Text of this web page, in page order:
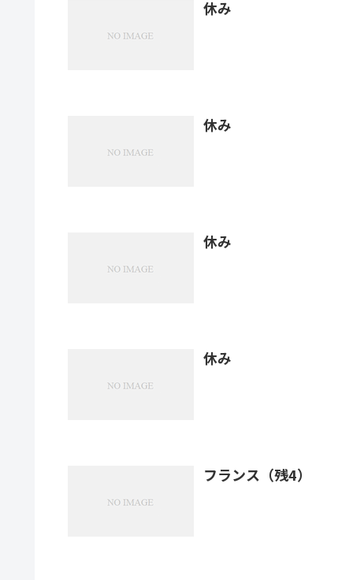
休み
休み
休み
休み
フランス（残4）